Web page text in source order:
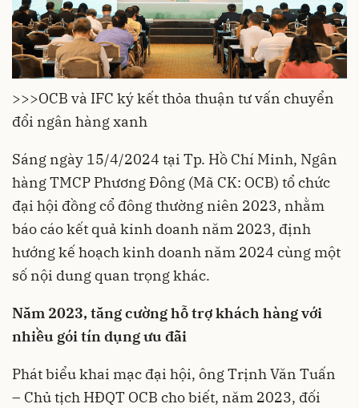
>>>OCB và IFC ký kết thỏa thuận tư vấn chuyển
đổi ngân hàng xanh
Sáng ngày 15/4/2024 tại Tp. Hồ Chí Minh, Ngân
hàng TMCP Phương Đông (Mã CK: OCB) tổ chức
đại hội đồng cổ đông thường niên 2023, nhằm
báo cáo kết quả kinh doanh năm 2023, định
hướng kế hoạch kinh doanh năm 2024 cùng một
số nội dung quan trọng khác.
Năm 2023, tăng cường hỗ trợ khách hàng với
nhiều gói tín dụng ưu đãi
Phát biểu khai mạc đại hội, ông Trịnh Văn Tuấn
– Chủ tịch HĐQT OCB cho biết, năm 2023, đối